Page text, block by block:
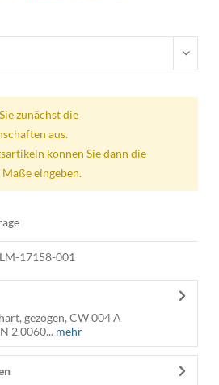
zunächst die
aus.
können Sie dann die
eingeben.
LM-17158-001
gezogen, CW 004 A
2.0060... mehr